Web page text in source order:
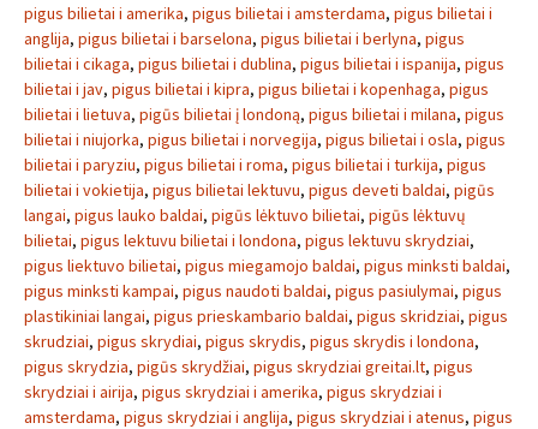
pigus bilietai i amerika, pigus bilietai i amsterdama, pigus bilietai i
anglija, pigus bilietai i barselona, pigus bilietai i berlyna, pigus
bilietai i cikaga, pigus bilietai i dublina, pigus bilietai i ispanija, pigus
bilietai i jav, pigus bilietai i kipra, pigus bilietai i kopenhaga, pigus
bilietai i lietuva, pigūs bilietai į londoną, pigus bilietai i milana, pigus
bilietai i niujorka, pigus bilietai i norvegija, pigus bilietai i osla, pigus
bilietai i paryziu, pigus bilietai i roma, pigus bilietai i turkija, pigus
bilietai i vokietija, pigus bilietai lektuvu, pigus deveti baldai, pigūs
langai, pigus lauko baldai, pigūs lėktuvo bilietai, pigūs lėktuvų
bilietai, pigus lektuvu bilietai i londona, pigus lektuvu skrydziai,
pigus liektuvo bilietai, pigus miegamojo baldai, pigus minksti baldai,
pigus minksti kampai, pigus naudoti baldai, pigus pasiulymai, pigus
plastikiniai langai, pigus prieskambario baldai, pigus skridziai, pigus
skrudziai, pigus skrydiai, pigus skrydis, pigus skrydis i londona,
pigus skrydzia, pigūs skrydžiai, pigus skrydziai greitai.lt, pigus
skrydziai i airija, pigus skrydziai i amerika, pigus skrydziai i
amsterdama, pigus skrydziai i anglija, pigus skrydziai i atenus, pigus